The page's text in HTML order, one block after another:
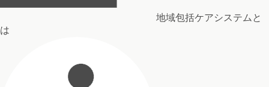
地域包括ケアシステムと
は